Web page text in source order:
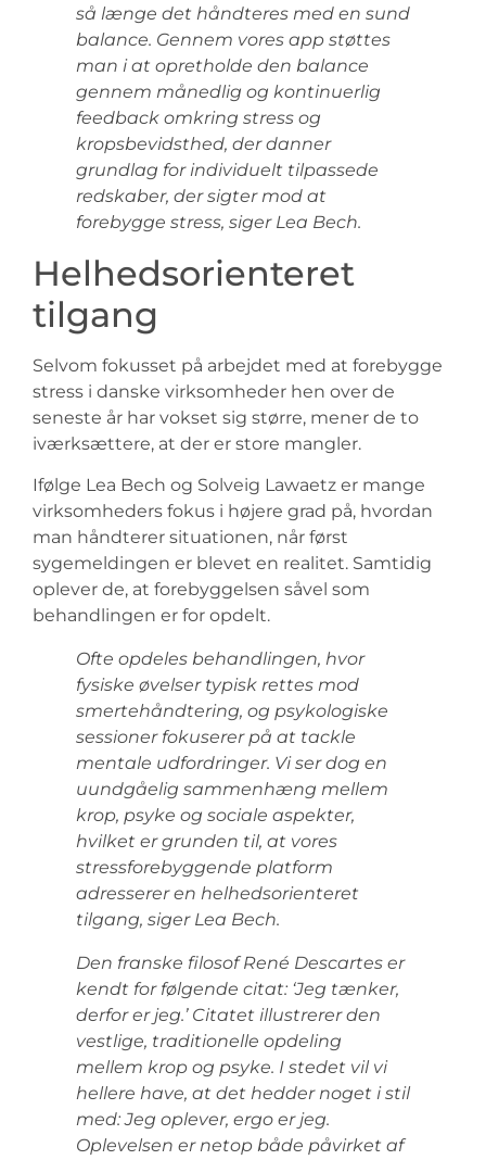
så længe det håndteres med en sund
balance. Gennem vores app støttes
man i at opretholde den balance
gennem månedlig og kontinuerlig
feedback omkring stress og
kropsbevidsthed, der danner
grundlag for individuelt tilpassede
redskaber, der sigter mod at
forebygge stress, siger Lea Bech.
Helhedsorienteret
tilgang
Selvom fokusset på arbejdet med at forebygge
stress i danske virksomheder hen over de
seneste år har vokset sig større, mener de to
iværksættere, at der er store mangler.
Ifølge Lea Bech og Solveig Lawaetz er mange
virksomheders fokus i højere grad på, hvordan
man håndterer situationen, når først
sygemeldingen er blevet en realitet. Samtidig
oplever de, at forebyggelsen såvel som
behandlingen er for opdelt.
Ofte opdeles behandlingen, hvor
fysiske øvelser typisk rettes mod
smertehåndtering, og psykologiske
sessioner fokuserer på at tackle
mentale udfordringer. Vi ser dog en
uundgåelig sammenhæng mellem
krop, psyke og sociale aspekter,
hvilket er grunden til, at vores
stressforebyggende platform
adresserer en helhedsorienteret
tilgang, siger Lea Bech.
Den franske filosof René Descartes er
kendt for følgende citat: ‘Jeg tænker,
derfor er jeg.’ Citatet illustrerer den
vestlige, traditionelle opdeling
mellem krop og psyke. I stedet vil vi
hellere have, at det hedder noget i stil
med: Jeg oplever, ergo er jeg.
Oplevelsen er netop både påvirket af